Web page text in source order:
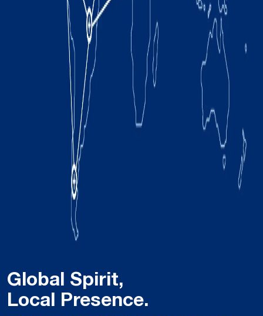
Global Spirit,
Local Presence.